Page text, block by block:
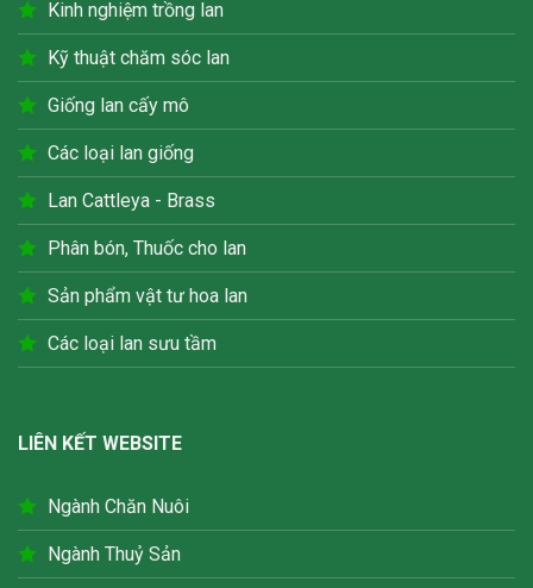
Kinh nghiệm trồng lan
Kỹ thuật chăm sóc lan
Giống lan cấy mô
Các loại lan giống
Lan Cattleya - Brass
Phân bón, Thuốc cho lan
Sản phẩm vật tư hoa lan
Các loại lan sưu tầm
LIÊN KẾT WEBSITE
Ngành Chăn Nuôi
Ngành Thuỷ Sản